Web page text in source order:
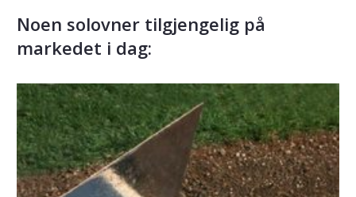
Noen solovner tilgjengelig på
markedet i dag: